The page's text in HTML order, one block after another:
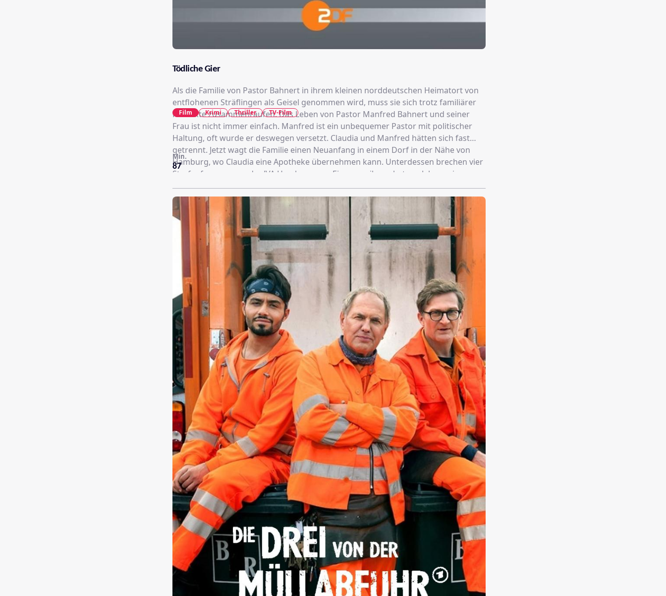
Tödliche Gier
Als die Familie von Pastor Bahnert in ihrem kleinen norddeutschen Heimatort von
entflohenen Sträflingen als Geisel genommen wird, muss sie sich trotz familiärer
Konflikte zusammenraufen. Das Leben von Pastor Manfred Bahnert und seiner
Frau ist nicht immer einfach. Manfred ist ein unbequemer Pastor mit politischer
Haltung, oft wurde er deswegen versetzt. Claudia und Manfred hätten sich fast
getrennt. Jetzt wagt die Familie einen Neuanfang in einem Dorf in der Nähe von
Hamburg, wo Claudia eine Apotheke übernehmen kann. Unterdessen brechen vier
Strafgefangene aus der JVA Hamburg aus. Einer von ihnen hat vor Jahren einen
Diamantenraub begangen und seine hochkarätige Beute in der Ruine der dortigen
Kirche versteckt. Die ist mittlerweile wiederhergestellt und Manfred Bahnert der
amtierende Pastor.
87
Min.
Film Krimi Thriller TV-Film